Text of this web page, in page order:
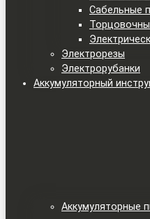
Сабельные
Электрорезы
Электрорубанки
Аккумуляторный
Аккумуляторные